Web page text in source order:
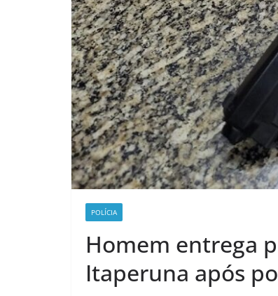
POLÍCIA
Homem entrega
Itaperuna após